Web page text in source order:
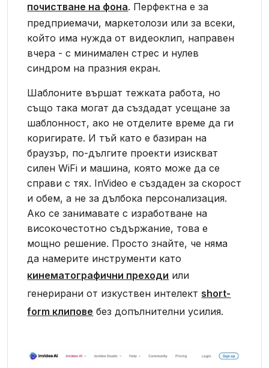
почистване на фона. Перфектна е за
предприемачи, маркетолози или за всеки,
който има нужда от видеоклип, направен
вчера - с минимален стрес и нулев
синдром на празния екран.
Шаблоните вършат тежката работа, но
също така могат да създадат усещане за
шаблонност, ако не отделите време да ги
коригирате. И тъй като е базиран на
браузър, по-дългите проекти изискват
силен WiFi и машина, която може да се
справи с тях. InVideo е създаден за скорост
и обем, а не за дълбока персонализация.
Ако се занимавате с изработване на
високочестотно съдържание, това е
мощно решение. Просто знайте, че няма
да намерите инструменти като
кинематографични преходи или
генерирани от изкуствен интелект short-
form клипове без допълнителни усилия.